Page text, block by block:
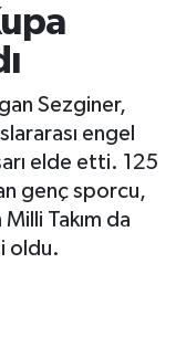
Sezginer,
engel
elde etti. 125
genç sporcu,
Takım da
oldu.